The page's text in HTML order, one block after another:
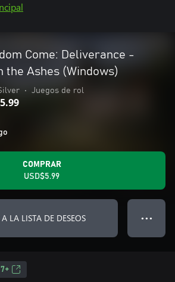
Come: Deliverance -
the Ashes (Windows)
• Juegos de rol
COMPRAR
USD$5.99
LA LISTA DE DESEOS ● ● ●